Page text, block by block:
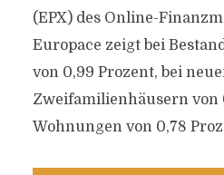
(EPX) des Online-
Europace zeigt bei
von 0,99 Prozent, bei
Zweifamilienhäusern von
Wohnungen von 0,78